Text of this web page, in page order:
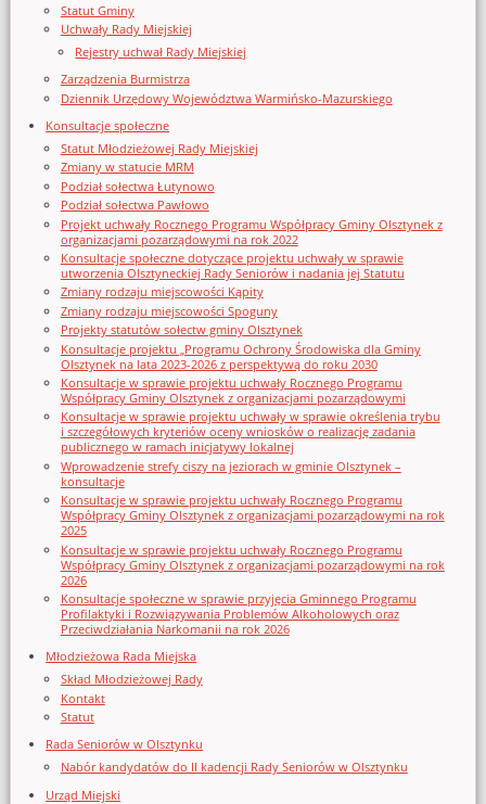
Statut Gminy
Uchwały Rady Miejskiej
Rejestry uchwał Rady Miejskiej
Zarządzenia Burmistrza
Dziennik Urzędowy Województwa Warmińsko-Mazurskiego
Konsultacje społeczne
Statut Młodzieżowej Rady Miejskiej
Zmiany w statucie MRM
Podział sołectwa Łutynowo
Podział sołectwa Pawłowo
Projekt uchwały Rocznego Programu Współpracy Gminy Olsztynek z
organizacjami pozarządowymi na rok 2022
Konsultacje społeczne dotyczące projektu uchwały w sprawie
utworzenia Olsztyneckiej Rady Seniorów i nadania jej Statutu
Zmiany rodzaju miejscowości Kąpity
Zmiany rodzaju miejscowości Spoguny
Projekty statutów sołectw gminy Olsztynek
Konsultacje projektu „Programu Ochrony Środowiska dla Gminy
Olsztynek na lata 2023-2026 z perspektywą do roku 2030
Konsultacje w sprawie projektu uchwały Rocznego Programu
Współpracy Gminy Olsztynek z organizacjami pozarządowymi
Konsultacje w sprawie projektu uchwały w sprawie określenia trybu
i szczegółowych kryteriów oceny wniosków o realizację zadania
publicznego w ramach inicjatywy lokalnej
Wprowadzenie strefy ciszy na jeziorach w gminie Olsztynek –
konsultacje
Konsultacje w sprawie projektu uchwały Rocznego Programu
Współpracy Gminy Olsztynek z organizacjami pozarządowymi na rok
2025
Konsultacje w sprawie projektu uchwały Rocznego Programu
Współpracy Gminy Olsztynek z organizacjami pozarządowymi na rok
2026
Konsultacje społeczne w sprawie przyjęcia Gminnego Programu
Profilaktyki i Rozwiązywania Problemów Alkoholowych oraz
Przeciwdziałania Narkomanii na rok 2026
Młodzieżowa Rada Miejska
Skład Młodzieżowej Rady
Kontakt
Statut
Rada Seniorów w Olsztynku
Nabór kandydatów do II kadencji Rady Seniorów w Olsztynku
Urząd Miejski